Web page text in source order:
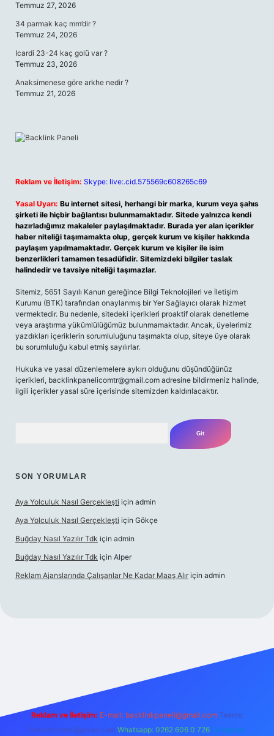
Temmuz 27, 2026
34 parmak kaç mm’dir ?
Temmuz 24, 2026
Icardi 23-24 kaç golü var ?
Temmuz 23, 2026
Anaksimenese göre arkhe nedir ?
Temmuz 21, 2026
Reklam ve İletişim: Skype: live:.cid.575569c608265c69
Yasal Uyarı: Bu internet sitesi, herhangi bir marka, kurum veya şahıs
şirketi ile hiçbir bağlantısı bulunmamaktadır. Sitede yalnızca kendi
hazırladığımız makaleler paylaşılmaktadır. Burada yer alan içerikler
haber niteliği taşımamakta olup, gerçek kurum ve kişiler hakkında
paylaşım yapılmamaktadır. Gerçek kurum ve kişiler ile isim
benzerlikleri tamamen tesadüfidir. Sitemizdeki bilgiler taslak
halindedir ve tavsiye niteliği taşımazlar.
Sitemiz, 5651 Sayılı Kanun gereğince Bilgi Teknolojileri ve İletişim
Kurumu (BTK) tarafından onaylanmış bir Yer Sağlayıcı olarak hizmet
vermektedir. Bu nedenle, sitedeki içerikleri proaktif olarak denetleme
veya araştırma yükümlülüğümüz bulunmamaktadır. Ancak, üyelerimiz
yazdıkları içeriklerin sorumluluğunu taşımakta olup, siteye üye olarak
bu sorumluluğu kabul etmiş sayılırlar.
Hukuka ve yasal düzenlemelere aykırı olduğunu düşündüğünüz
içerikleri, backlinkpanelicomtr@gmail.com adresine bildirmeniz halinde,
ilgili içerikler yasal süre içerisinde sitemizden kaldırılacaktır.
SON YORUMLAR
Aya Yolculuk Nasıl Gerçekleşti için admin
Aya Yolculuk Nasıl Gerçekleşti için Gökçe
Buğday Nasıl Yazılır Tdk için admin
Buğday Nasıl Yazılır Tdk için Alper
Reklam Ajanslarında Çalışanlar Ne Kadar Maaş Alır için admin
Reklam ve İletişim: E-mail: backlinkpaneli@gmail.com Teams:
forumhizmeti@gmail.com Whatsapp: 0262 606 0 726 Telegram: